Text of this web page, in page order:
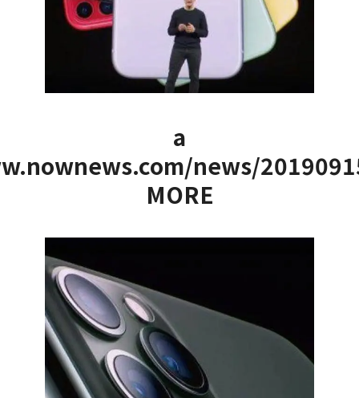
a
news/
MORE